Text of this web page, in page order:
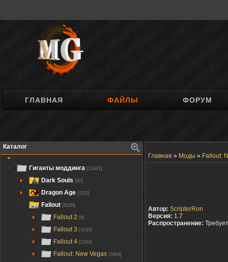
ГЛАВНАЯ ФАЙЛЫ ФОРУМ
Каталог
Гиганты моддинга [13941]
Dark Souls [90]
Dragon Age [1115]
Fallout [6188]
Fallout 2 [6]
Fallout 3 [1034]
Fallout 4 [2264]
Fallout: New Vegas [2884]
Главная » Моды » Fallout:
Автор: ScripterRon
Версия: 1.7
Распространение: